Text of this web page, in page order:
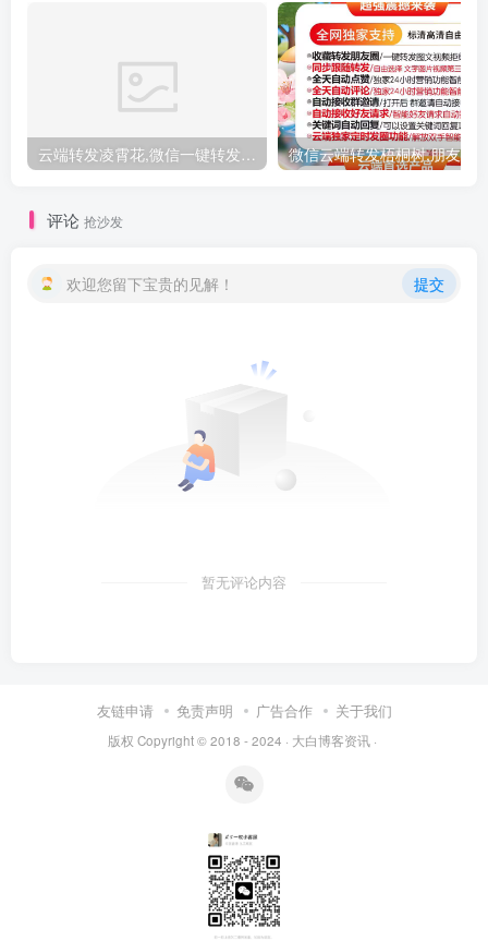
云端转发凌霄花,微信一键转发跟圈软件,云端凌霄花
评论 抢沙发
欢迎您留下宝贵的见解！ 提交
暂无评论内容
友链申请 免责声明 广告合作 关于我们
版权 Copyright © 2018 - 2024 · 大白博客资讯 ·